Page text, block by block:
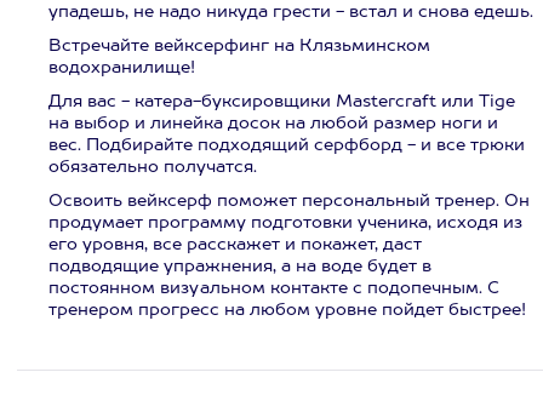
упадешь, не надо никуда грести - встал и снова едешь.
Встречайте вейксерфинг на Клязьминском
водохранилище!
Для вас - катера-буксировщики Mastercraft или Tige
на выбор и линейка досок на любой размер ноги и
вес. Подбирайте подходящий серфборд - и все трюки
обязательно получатся.
Освоить вейксерф поможет персональный тренер. Он
продумает программу подготовки ученика, исходя из
его уровня, все расскажет и покажет, даст
подводящие упражнения, а на воде будет в
постоянном визуальном контакте с подопечным. С
тренером прогресс на любом уровне пойдет быстрее!